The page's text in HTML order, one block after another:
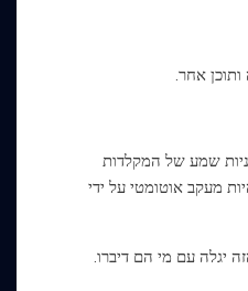
שמע של המקלדות
מעקב אוטומטי על ידי
יגלה עם מי הם דיברו.